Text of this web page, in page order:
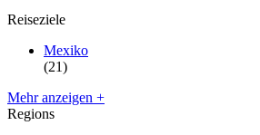
Reiseziele
Mexiko
(21)
Mehr anzeigen +
Regions